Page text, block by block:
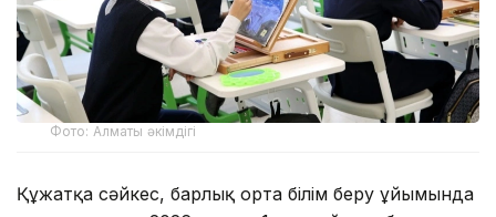
Фото: Алматы әкімдігі
Құжатқа сәйкес, барлық орта білім беру ұйымында